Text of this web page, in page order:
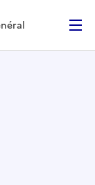
- Retour à la